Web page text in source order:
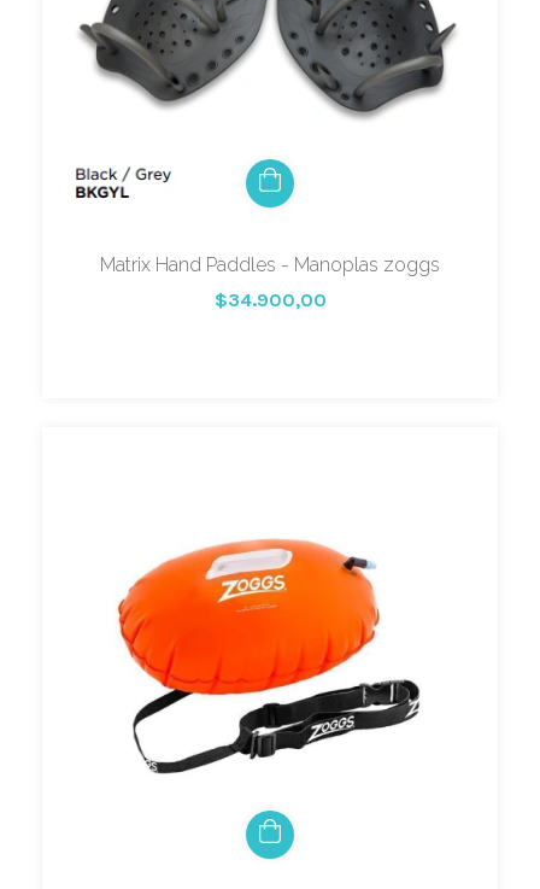
Matrix Hand Paddles - Manoplas zoggs
$34.900,00